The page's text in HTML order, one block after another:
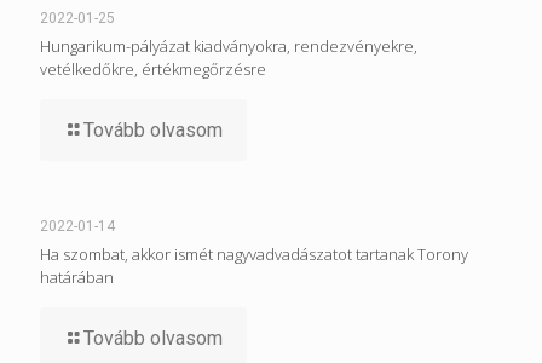
2022-01-25
Hungarikum-pályázat kiadványokra, rendezvényekre,
vetélkedőkre, értékmegőrzésre
Tovább olvasom
2022-01-14
Ha szombat, akkor ismét nagyvadvadászatot tartanak Torony
határában
Tovább olvasom